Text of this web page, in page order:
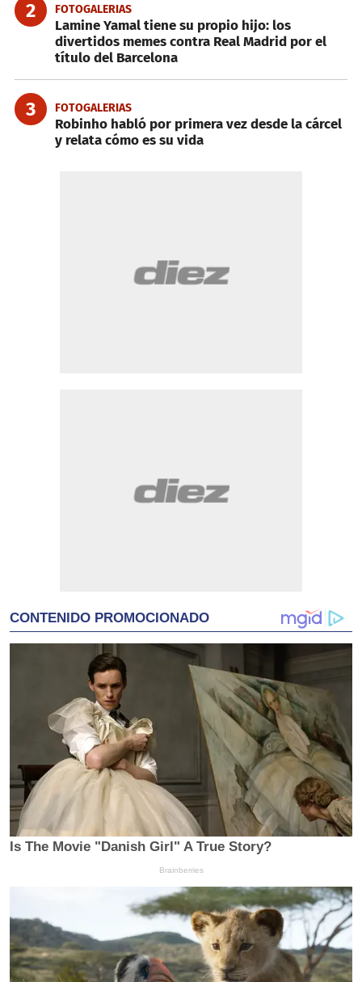
2 FOTOGALERIAS
Lamine Yamal tiene su propio hijo: los
divertidos memes contra Real Madrid por el
título del Barcelona
3 FOTOGALERIAS
Robinho habló por primera vez desde la cárcel
y relata cómo es su vida